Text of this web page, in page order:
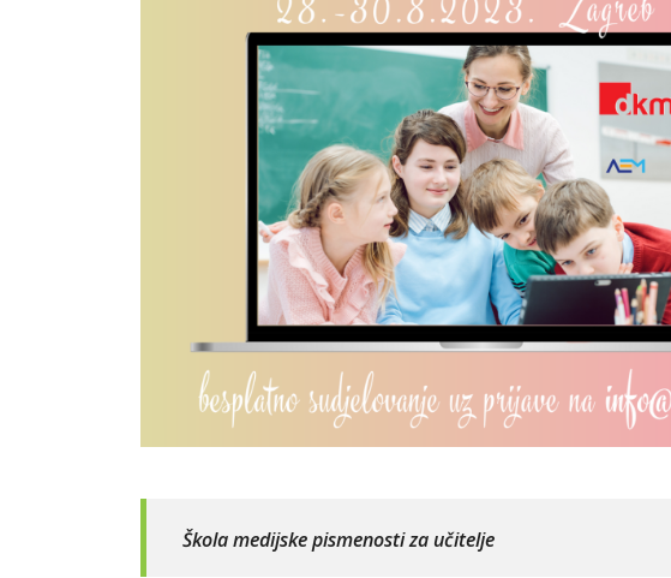
Škola medijske pismenosti za učitelje